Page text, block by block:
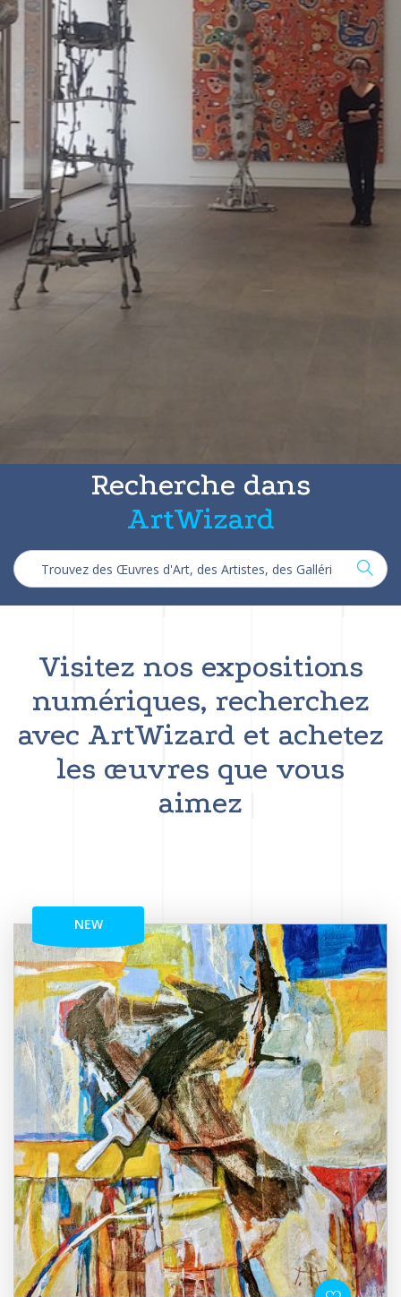
Recherche dans
ArtWizard
Visitez nos expositions
numériques, recherchez
avec ArtWizard et achetez
les œuvres que vous
aimez
NEW